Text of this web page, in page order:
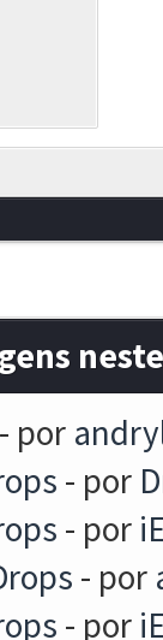
- por
- por
- por
- por
- por